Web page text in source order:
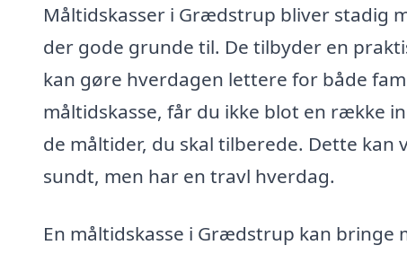
Måltidskasser i Grædstrup bliver stadig
der gode grunde til. De tilbyder en
kan gøre hverdagen lettere for både
måltidskasse, får du ikke blot en række
de måltider, du skal tilberede. Dette
sundt, men har en travl hverdag.
En måltidskasse i Grædstrup kan bringe